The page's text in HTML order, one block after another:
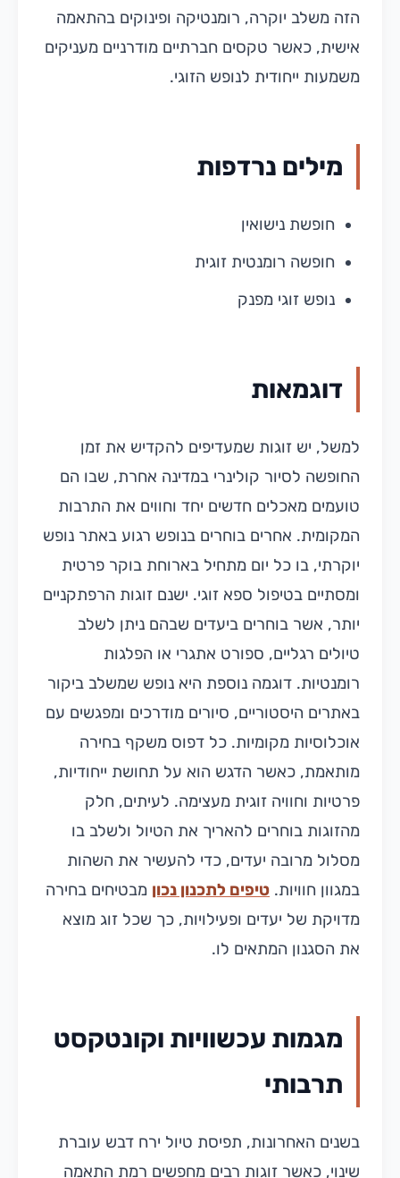
הזה משלב יוקרה, רומנטיקה ופינוקים בהתאמה
אישית, כאשר טקסים חברתיים מודרניים מעניקים
משמעות ייחודית לנופש הזוגי.
מילים נרדפות
חופשת נישואין
חופשה רומנטית זוגית
נופש זוגי מפנק
דוגמאות
למשל, יש זוגות שמעדיפים להקדיש את זמן
החופשה לסיור קולינרי במדינה אחרת, שבו הם
טועמים מאכלים חדשים יחד וחווים את התרבות
המקומית. אחרים בוחרים בנופש רגוע באתר נופש
יוקרתי, בו כל יום מתחיל בארוחת בוקר פרטית
ומסתיים בטיפול ספא זוגי. ישנם זוגות הרפתקניים
יותר, אשר בוחרים ביעדים שבהם ניתן לשלב
טיולים רגליים, ספורט אתגרי או הפלגות
רומנטיות. דוגמה נוספת היא נופש שמשלב ביקור
באתרים היסטוריים, סיורים מודרכים ומפגשים עם
אוכלוסיות מקומיות. כל דפוס משקף בחירה
מותאמת, כאשר הדגש הוא על תחושת ייחודיות,
פרטיות וחוויה זוגית מעצימה. לעיתים, חלק
מהזוגות בוחרים להאריך את הטיול ולשלב בו
מסלול מרובה יעדים, כדי להעשיר את השהות
במגוון חוויות. טיפים לתכנון נכון מבטיחים בחירה
מדויקת של יעדים ופעילויות, כך שכל זוג מוצא
את הסגנון המתאים לו.
מגמות עכשוויות וקונטקסט
תרבותי
בשנים האחרונות, תפיסת טיול ירח דבש עוברת
שינוי, כאשר זוגות רבים מחפשים רמת התאמה